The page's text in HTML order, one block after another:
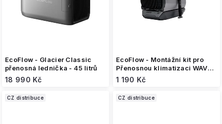
EcoFlow - Glacier Classic
přenosná lednička - 45 litrů
18 990 Kč
EcoFlow - Montážní kit pro
Přenosnou klimatizaci WAVE
2 a WAVE 3
1 190 Kč
CZ distribuce CZ distribuce